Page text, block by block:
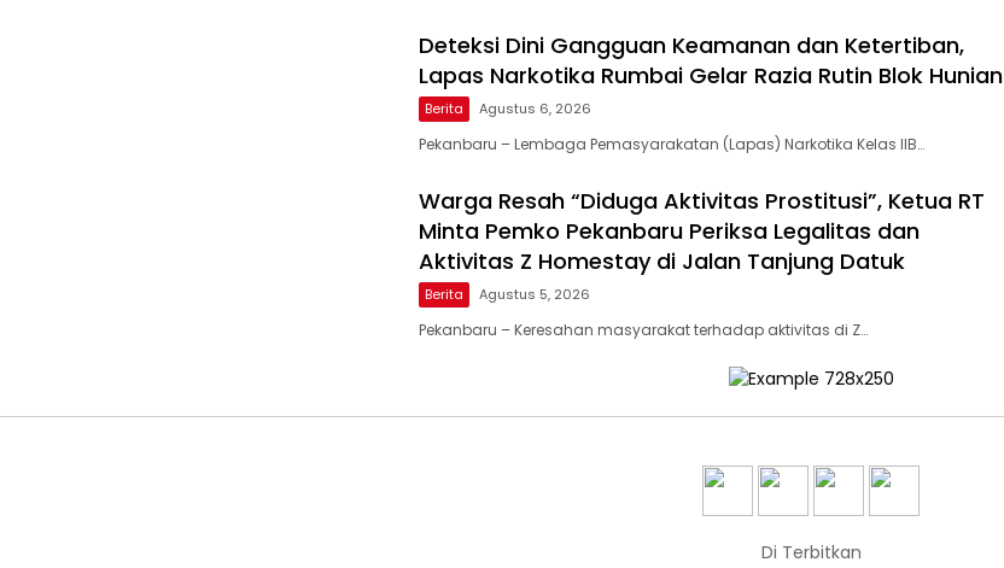
Deteksi Dini Gangguan Keamanan dan Ketertiban,
Lapas Narkotika Rumbai Gelar Razia Rutin Blok Hunian
Berita Agustus 6, 2026
Pekanbaru – Lembaga Pemasyarakatan (Lapas) Narkotika Kelas IIB…
Warga Resah “Diduga Aktivitas Prostitusi”, Ketua RT
Minta Pemko Pekanbaru Periksa Legalitas dan
Aktivitas Z Homestay di Jalan Tanjung Datuk
Berita Agustus 5, 2026
Pekanbaru – Keresahan masyarakat terhadap aktivitas di Z…
Di Terbitkan